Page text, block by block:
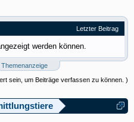
Letzter Beitrag
werden können.
sein, um Beiträge verfassen zu können. )